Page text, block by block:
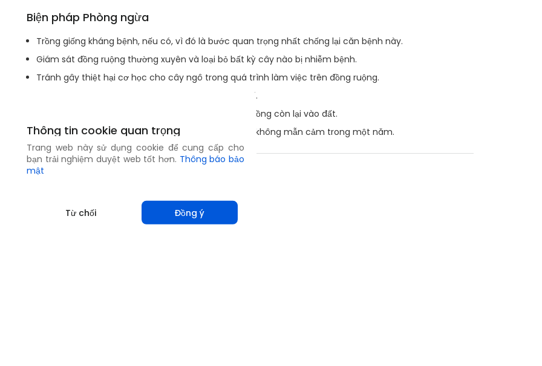
Biện pháp Phòng ngừa
Trồng giống kháng bệnh, nếu có, vì đó là bước quan trọng nhất chống lại căn bệnh này.
Giám sát đồng ruộng thường xuyên và loại bỏ bất kỳ cây nào bị nhiễm bệnh.
Tránh gây thiệt hại cơ học cho cây ngô trong quá trình làm việc trên đồng ruộng.
Kiểm soát các cây ký chủ thay thế đặc biệt là cỏ dại.
Cày đất sau khi thu hoạch để chôn vùi tàn dư cây trồng còn lại vào đất.
Lên kế hoạch luân canh cây trồng với loại cây trồng không mẫn cảm trong một năm.
Chia sẻ
Thông tin cookie quan trọng
Trang web này sử dụng cookie để cung cấp cho
bạn trải nghiệm duyệt web tốt hơn. Thông báo bảo
mật
Từ chối Đồng ý